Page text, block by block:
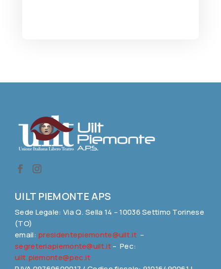
UILT PIEMONTE APS
Sede Legale: Via Q. Sella 14 – 10036 Settimo Torinese
(TO)
email: presidentepiemonte@uilt.it–
segreteriapiemonte@uilt.it– Pec:
uilt.piemonte@pec.it